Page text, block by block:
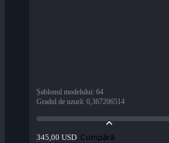
Șablonul modelului: 64
Gradul de uzură: 0,367206514
345,00 USD Cumpără